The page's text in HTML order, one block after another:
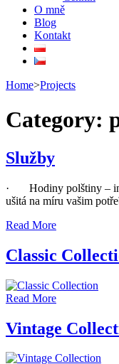
O mně
Blog
Kontakt
Home>Projects
Category:
Služby
· Hodiny polštiny –
ušitá na míru vašim
Read More
Classic
Read More
Vintage